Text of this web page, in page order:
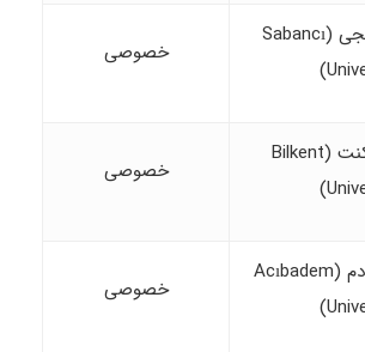
دانشگاه سابانجی (Sabancı
خصوصی
دانشگاه بیلکنت (Bilkent
خصوصی
دانشگاه آجی‌بادم (Acıbadem
خصوصی